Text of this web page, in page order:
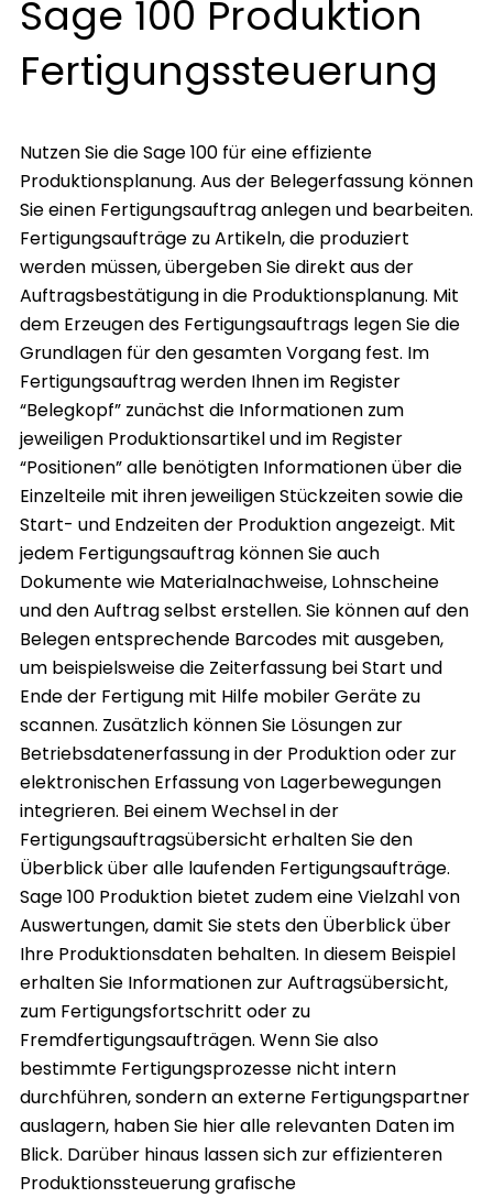
Sage 100 Produktion
Fertigungssteuerung
Nutzen Sie die Sage 100 für eine effiziente
Produktionsplanung. Aus der Belegerfassung können
Sie einen Fertigungsauftrag anlegen und bearbeiten.
Fertigungsaufträge zu Artikeln, die produziert
werden müssen, übergeben Sie direkt aus der
Auftragsbestätigung in die Produktionsplanung. Mit
dem Erzeugen des Fertigungsauftrags legen Sie die
Grundlagen für den gesamten Vorgang fest. Im
Fertigungsauftrag werden Ihnen im Register
“Belegkopf” zunächst die Informationen zum
jeweiligen Produktionsartikel und im Register
“Positionen” alle benötigten Informationen über die
Einzelteile mit ihren jeweiligen Stückzeiten sowie die
Start- und Endzeiten der Produktion angezeigt. Mit
jedem Fertigungsauftrag können Sie auch
Dokumente wie Materialnachweise, Lohnscheine
und den Auftrag selbst erstellen. Sie können auf den
Belegen entsprechende Barcodes mit ausgeben,
um beispielsweise die Zeiterfassung bei Start und
Ende der Fertigung mit Hilfe mobiler Geräte zu
scannen. Zusätzlich können Sie Lösungen zur
Betriebsdatenerfassung in der Produktion oder zur
elektronischen Erfassung von Lagerbewegungen
integrieren. Bei einem Wechsel in der
Fertigungsauftragsübersicht erhalten Sie den
Überblick über alle laufenden Fertigungsaufträge.
Sage 100 Produktion bietet zudem eine Vielzahl von
Auswertungen, damit Sie stets den Überblick über
Ihre Produktionsdaten behalten. In diesem Beispiel
erhalten Sie Informationen zur Auftragsübersicht,
zum Fertigungsfortschritt oder zu
Fremdfertigungsaufträgen. Wenn Sie also
bestimmte Fertigungsprozesse nicht intern
durchführen, sondern an externe Fertigungspartner
auslagern, haben Sie hier alle relevanten Daten im
Blick. Darüber hinaus lassen sich zur effizienteren
Produktionssteuerung grafische